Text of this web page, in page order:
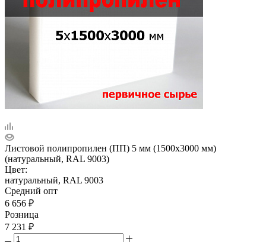
Листовой полипропилен (ПП) 5 мм (1500х3000 мм)
(натуральный, RAL 9003)
Цвет:
натуральный, RAL 9003
Средний опт
6 656 ₽
Розница
7 231 ₽